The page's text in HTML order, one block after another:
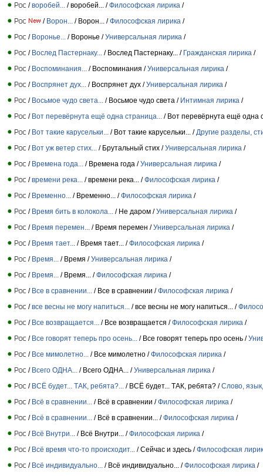
/воробей... / воробей... /Философская лирика /
/ Ворон... / Ворон... /Философская лирика /
/ Воронье... / Воронье /Универсальная лирика /
/ Вослед Пастернаку... / Вослед Пастернаку... / Гражданская лирика /
/ Воспоминания... / Воспоминания /Универсальная лирика /
/ Воспрянет дух... / Воспрянет дух /Универсальная лирика /
/ Восьмое чудо света... / Восьмое чудо света / Интимная лирика /
/ Вот перевёрнута ещё одна страница...
/ Вот перевёрнута ещё одна
/ Вот такие карусельки... / Вот такие карусельки... / Другие разделы,
/ Вот уж ветер стих... / Брутальный стих /Универсальная лирика /
/ Времена года... / Времена года /Универсальная лирика /
/времени река... / времени река... /Философская лирика /
/ Временно... / Временно... /Философская лирика /
/ Время бить в колокола... / Не даром /Универсальная лирика /
/ Время перемен... / Время перемен /Универсальная лирика /
/ Время тает... / Время тает... /Философская лирика /
/ Время... / Время /Универсальная лирика /
/ Время... / Время... /Философская лирика /
/ Все в сравнении... / Все в сравнении /Философская лирика /
/все весны не могу напиться... / все весны не могу напиться... /
/ Все возвращается... / Все возвращается /Философская лирика /
/ Все говорят теперь про осень... / Все говорят теперь про осень /
/ Все мимолетно... / Все мимолетно /Философская лирика /
/ Всего ОДНА... / Всего ОДНА... /Универсальная лирика /
/ ВСЁ будет... ТАК, ребята?... / ВСЁ будет... ТАК, ребята? /Слово,
/ Всё в сравнении... / Всё в сравнении /Философская лирика /
/ Всё в сравнении... / Всё в сравнении... /Философская лирика /
/ Всё Внутри... / Всё Внутри... /Философская лирика /
/ Всё время что-то происходит... / Сейчас и здесь /Философская
/ Всё индивидуально... / Всё индивидуально... /Философская лирика /